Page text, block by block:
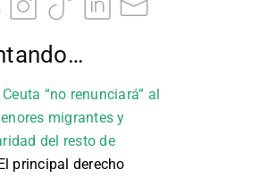
Ceuta “no renunciará” al
migrantes y
del resto de
principal derecho